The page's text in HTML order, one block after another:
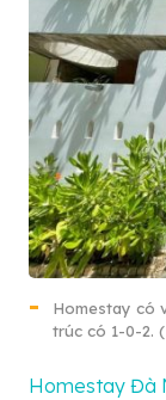
Homestay có
trúc có 1-0-2.
Homestay Đà